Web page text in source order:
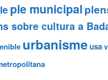
ple municipal
sobre cultura a
urbanismeusa